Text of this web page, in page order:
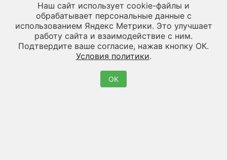
Наш сайт использует cookie-файлы и
обрабатывает персональные данные с
использованием Яндекс Метрики. Это улучшает
работу сайта и взаимодействие с ним.
Подтвердите ваше согласие, нажав кнопку ОК.
Условия политики.
ОК
Сопутствующие товары для
самогоноварения
Товары для облагораживания и очистки